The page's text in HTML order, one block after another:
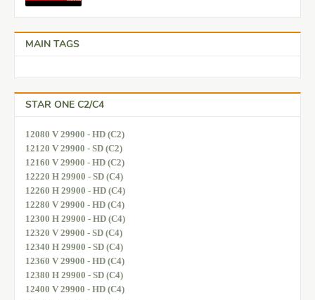
MAIN TAGS
STAR ONE C2/C4
12080 V 29900 - HD (C2)
12120 V 29900 - SD (C2)
12160 V 29900 - HD (C2)
12220 H 29900 - SD (C4)
12260 H 29900 - HD (C4)
12280 V 29900 - HD (C4)
12300 H 29900 - HD (C4)
12320 V 29900 - SD (C4)
12340 H 29900 - SD (C4)
12360 V 29900 - HD (C4)
12380 H 29900 - SD (C4)
12400 V 29900 - HD (C4)